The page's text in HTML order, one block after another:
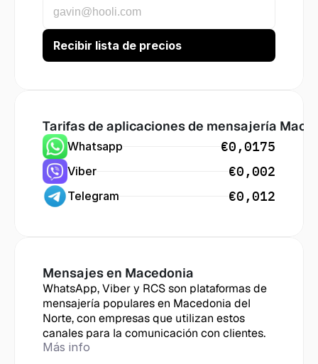
Tarifas de aplicaciones de mensajería
Whatsapp €0,0175
Viber €0,002
Telegram €0,012
Mensajes en Macedonia
WhatsApp, Viber y RCS son plataformas de
mensajería populares en Macedonia del
Norte, con empresas que utilizan estos
canales para la comunicación con clientes.
Más info